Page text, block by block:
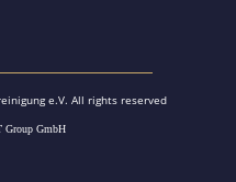
e.V. All rights reserved
Group GmbH